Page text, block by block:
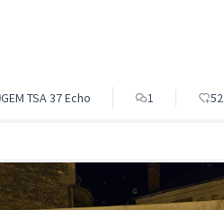
GEM TSA 37 Echo 1 52